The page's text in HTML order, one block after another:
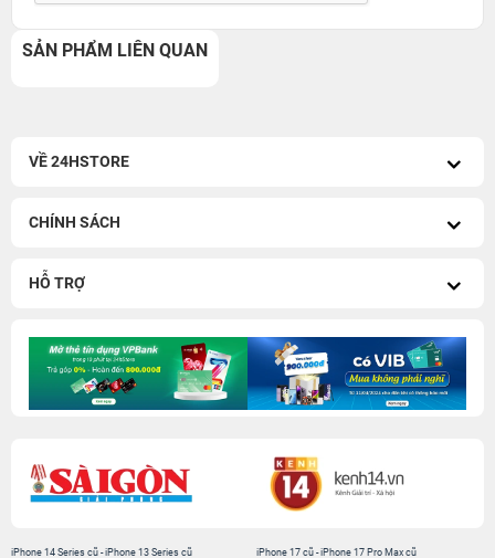
SẢN PHẨM LIÊN QUAN
VỀ 24HSTORE
CHÍNH SÁCH
HỖ TRỢ
iPhone 14 Series cũ -iPhone 13 Series cũ
iPhone 17 cũ-iPhone 17 Pro Max cũ